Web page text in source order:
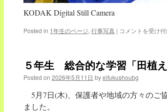
KODAK Digital Still Camera
Posted in 1年生のページ, 行事写真 | 【１
さ
が
お
成
長
コメントを受け
５年生 総合的な学習「田植え
Posted on 2026年5月11日 byeifukushoubg
5月7日(木)、保護者や地域の方々のご
ました。